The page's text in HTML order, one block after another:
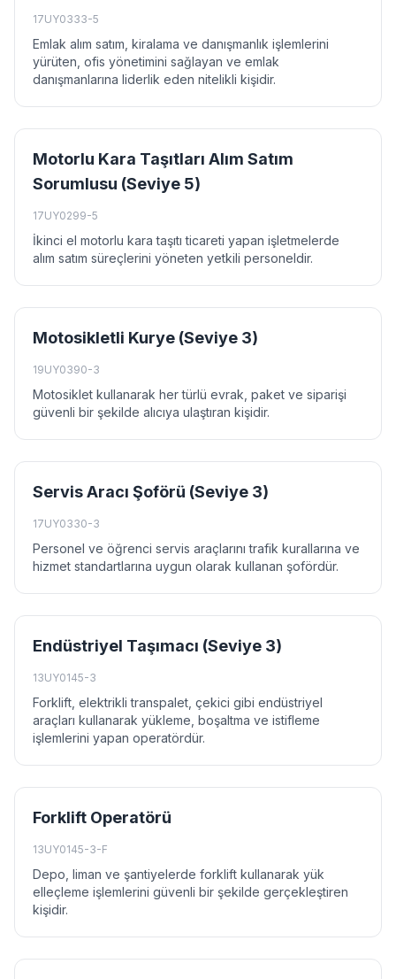
17UY0333-5
Emlak alım satım, kiralama ve danışmanlık işlemlerini
yürüten, ofis yönetimini sağlayan ve emlak
danışmanlarına liderlik eden nitelikli kişidir.
Motorlu Kara Taşıtları Alım Satım
Sorumlusu (Seviye 5)
17UY0299-5
İkinci el motorlu kara taşıtı ticareti yapan işletmelerde
alım satım süreçlerini yöneten yetkili personeldir.
Motosikletli Kurye (Seviye 3)
19UY0390-3
Motosiklet kullanarak her türlü evrak, paket ve siparişi
güvenli bir şekilde alıcıya ulaştıran kişidir.
Servis Aracı Şoförü (Seviye 3)
17UY0330-3
Personel ve öğrenci servis araçlarını trafik kurallarına ve
hizmet standartlarına uygun olarak kullanan şofördür.
Endüstriyel Taşımacı (Seviye 3)
13UY0145-3
Forklift, elektrikli transpalet, çekici gibi endüstriyel
araçları kullanarak yükleme, boşaltma ve istifleme
işlemlerini yapan operatördür.
Forklift Operatörü
13UY0145-3-F
Depo, liman ve şantiyelerde forklift kullanarak yük
elleçleme işlemlerini güvenli bir şekilde gerçekleştiren
kişidir.